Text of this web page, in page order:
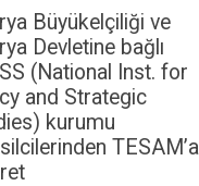
Büyükelçiliği ve
Devletine bağlı
(National Inst. for
and Strategic
kurumu
TESAM’a